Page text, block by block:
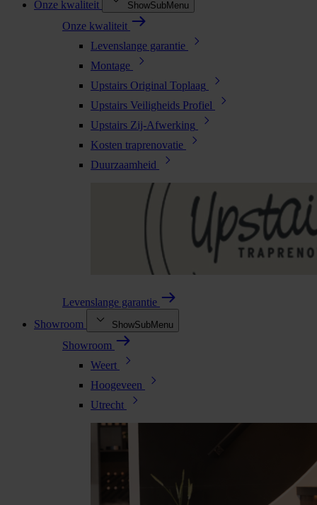
Onze kwaliteit
ShowSubMenu
Onze kwaliteit
Levenslange garantie
Montage
Upstairs Original Toplaag
Upstairs Veiligheids Profiel
Upstairs Zij-Afwerking
Kosten traprenovatie
Duurzaamheid
Levenslange garantie
Showroom
ShowSubMenu
Showroom
Weert
Hoogeveen
Utrecht